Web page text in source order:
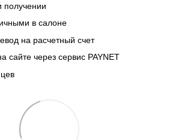
в салоне
на расчетный счет
сайте через сервис PAYNET